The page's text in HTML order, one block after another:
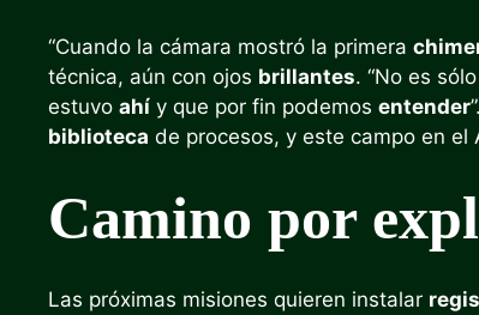
“Cuando la cámara mostró la primera
técnica, aún con ojos brillantes. “No es
estuvo ahí y que por fin podemos entender
biblioteca de procesos, y este campo en el
Camino por
Las próximas misiones quieren instalar